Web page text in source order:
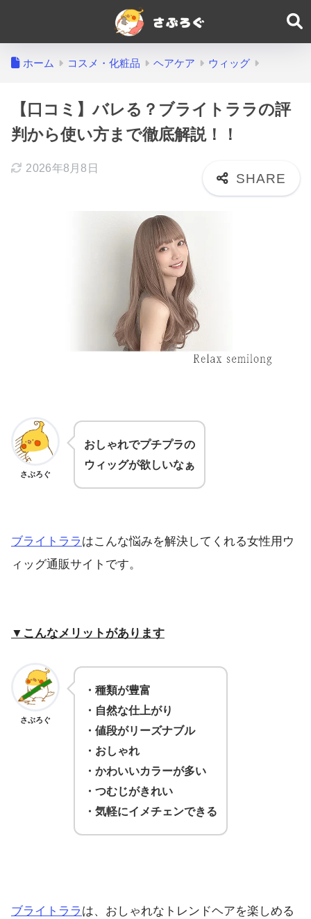
ホーム コスメ・化粧品 ヘアケア ウィッグ
【口コミ】バレる？ブライトララの評
判から使い方まで徹底解説！！
2026年8月8日
さぶろぐ
おしゃれでプチプラの
ウィッグが欲しいなぁ
ブライトララ はこんな悩みを解決してくれる女性用ウ
ィッグ通販サイトです。
▼こんなメリットがあります
さぶろぐ
・種類が豊富
・自然な仕上がり
・値段がリーズナブル
・おしゃれ
・かわいいカラーが多い
・つむじがきれい
・気軽にイメチェンできる
ブライトララ は、おしゃれなトレンドヘアを楽しめる